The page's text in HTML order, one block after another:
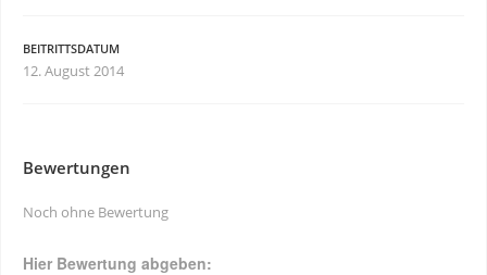
BEITRITTSDATUM
12. August 2014
Bewertungen
Noch ohne Bewertung
Hier Bewertung abgeben: